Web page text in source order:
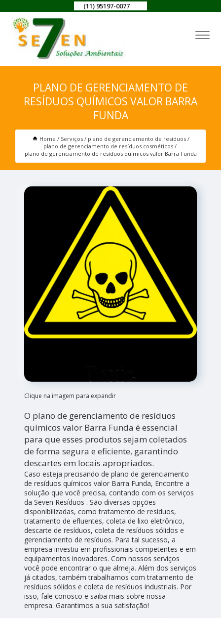
(11) 95197-0077
PLANO DE GERENCIAMENTO DE
RESÍDUOS QUÍMICOS VALOR BARRA
FUNDA
Home Serviços
plano de gerenciamento de resíduos
plano de gerenciamento de resíduos cosméticos
plano de gerenciamento de resíduos químicos valor Barra Funda
Clique na imagem para expandir
O plano de gerenciamento de resíduos
químicos valor Barra Funda é essencial
para que esses produtos sejam coletados
de forma segura e eficiente, garantindo
descartes em locais apropriados.
Caso esteja precisando de plano de gerenciamento
de resíduos químicos valor Barra Funda, Encontre a
solução que você precisa, contando com os serviços
da Seven Resíduos . São diversas opções
disponibilizadas, como tratamento de resíduos,
tratamento de efluentes, coleta de lixo eletrônico,
descarte de resíduos, coleta de resíduos sólidos e
gerenciamento de resíduos. Para tal sucesso, a
empresa investiu em profissionais competentes e em
equipamentos inovadores. Com nossos serviços
você pode encontrar o que almeja. Além dos serviços
já citados, também trabalhamos com tratamento de
resíduos sólidos e coleta de resíduos industriais. Por
isso, fale conosco e saiba mais sobre nossa
empresa. Garantimos a sua satisfação!